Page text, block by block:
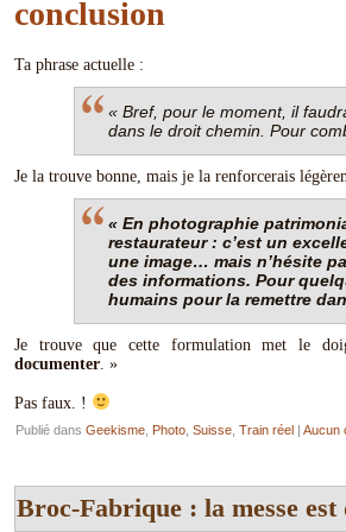
conclusion
Ta phrase actuelle :
« Bref, pour le moment, il
dans le droit chemin. Pour
Je la trouve bonne, mais je la renforcerais
« En photographie
restaurateur : c’est un
une image… mais n’hésite
des informations. Pour
humains pour la remettre
Je trouve que cette formulation met le
documenter. »
Pas faux. !
Publié dans Geekisme Photo Suisse Train réel | Aucun
Broc-Fabrique : la messe est